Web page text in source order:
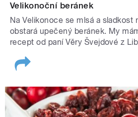
Velikonoční beránek
Na Velikonoce se mlsá a sladkost
obstará upečený beránek. My
recept od paní Věry Švejdové z